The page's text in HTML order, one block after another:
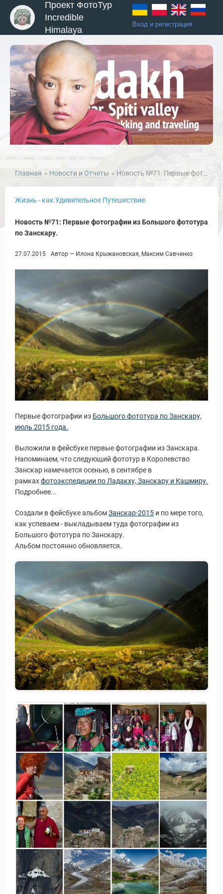
и Туры
Статьи
Проект ФотоТур
Incredible
Himalaya
Вход и регистрация
Главная Новости и Отчеты Новость №71: Первые фотографии из Большого фототура по Занскару.
Жизнь - как Удивительное Путешествие.
Новость №71: Первые фотографии из Большого фототура
по Занскару.
27.07.2015 Автор — Илона Крыжановская, Максим Савченко
Первые фотографии из Большого фототура по Занскару,
июль 2015 года.
Выложили в фейсбуке первые фотографии из Занскара.
Напоминаем, что следующий фототур в Королевство
Занскар намечается осенью, в сентябре в
рамкахфотоэкспедиции по Ладакху, Занскару и Кашмиру.
Подробнее...
Создали в фейсбуке альбомЗанскар-2015 и по мере того,
как успеваем - выкладываем туда фотографии из
Большого фототура по Занскару.
Альбом постоянно обновляется.